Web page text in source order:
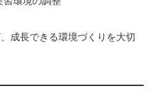
成長できる環境づくりを大切